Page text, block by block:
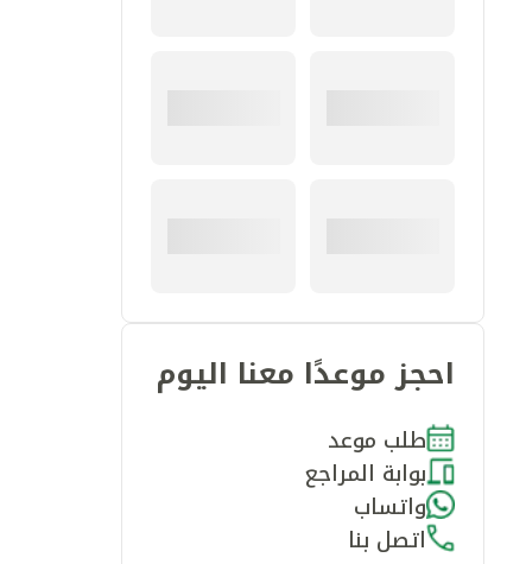
احجز موعدًا معنا اليوم
طلب موعد
بوابة المراجع
واتساب
اتصل بنا